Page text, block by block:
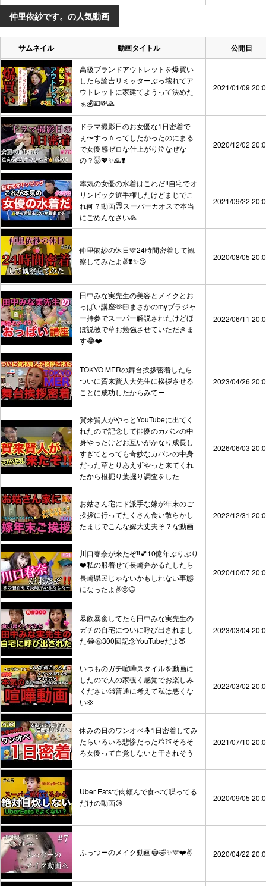
仲里依紗です。の人気動画
サムネイル 動画タイトル 公開日
高級ブランドアウトレットを爆買い
したら諭吉リミッターぶっ壊れてア
ウトレットに家建てようって決めた
ぁ💰💴💸🙏
2021/01/09
ドラマ撮影日のお女優な1日密着で
ぇ〜すっ💄ってしたかったのにまる
で女優感ゼロな仕上がり泣なぜな
の？🤯💖✨🙏❣️
2020/12/02
本気の女優の水着はこれだ‼️自宅でオ
リンピック選手権したけどまじでこ
れ何？動画😇スーパーカオスで本当
にごめんなさい🙏
2021/09/22
仲里依紗の休日💛24時間密着して観
察してみたよ✌️❣️✨😘
2020/08/05
田中みな実先生の美容とメイクとお
っぱい講座🫶🏻まさかのmyブラジャ
ー持参でスーパー解説されたけどほ
ぼ説教で草お勉強させていただきま
す😂❤️
2022/06/11
TOKYO MERの舞台挨拶密着したら
ついに賀来賢人大先生に挨拶させる
ことに成功したからみてー
2023/04/26
賀来賢人がやっとYouTubeに出てく
れたので記念して俳優のカバンの中
身やったけどお互いがかなり成長し
すぎてとっても奇妙なカバンの中身
だった草とりあえずやっと来てくれ
たから根掘り葉掘り調査をした
2026/06/03
お姑さん宅にド派手な嫁が年末のご
挨拶に行ってたくさん食い散らかし
たまじでこんな嫁大丈夫そ？な動画
2022/12/31
川口春奈が来たぞ‼️💕10億年ぶりぶり
❤️私の服着せて長崎弁かるたしたら
長崎県民じゃないかもしれない事態
になったよ✌️🥺😂
2020/10/07
暴飲暴食してたら田中みな実先生の
ガチの自宅についに呼び出されまし
た😂㊗️300回記念YouTubeだよ🍑
2023/03/04
いつものガチ喧嘩スタイルを動画に
したので人の家覗く感覚でお楽しみ
ください🧐普通に考えて私は悪くな
い💢
2022/03/02
休みの日のワンオペ🤱1日密着してみ
たらいろいろ悲惨だった💩🍑そろそ
ろ女優って自覚しないと干されそう
2021/07/10
Uber Eatsで肉頼んで食べて喋ってる
だけの動画😘
2020/09/05
ふっつーのメイク動画😂🤣✨💛❤️✌️ 2020/04/22